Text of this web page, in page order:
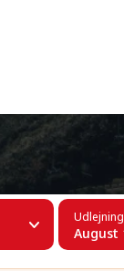
August